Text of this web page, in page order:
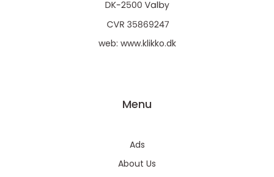
web: www.klikko.dk
Menu
Ads
About Us